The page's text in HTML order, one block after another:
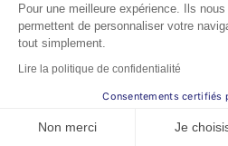
Pour une meilleure expérience. Ils nous
permettent de personnaliser votre
tout simplement.
Lire la politique de confidentialité
Consentements certifiés
Non merci Je